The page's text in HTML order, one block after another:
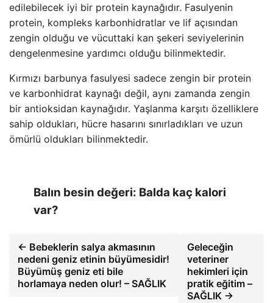
edilebilecek iyi bir protein kaynağıdır. Fasulyenin
protein, kompleks karbonhidratlar ve lif açısından
zengin olduğu ve vücuttaki kan şekeri seviyelerinin
dengelenmesine yardımcı olduğu bilinmektedir.
Kırmızı barbunya fasulyesi sadece zengin bir protein
ve karbonhidrat kaynağı değil, aynı zamanda zengin
bir antioksidan kaynağıdır. Yaşlanma karşıtı özelliklere
sahip oldukları, hücre hasarını sınırladıkları ve uzun
ömürlü oldukları bilinmektedir.
Balın besin değeri: Balda kaç kalori
var?
← Bebeklerin salya akmasının
nedeni geniz etinin büyümesidir!
Büyümüş geniz eti bile
horlamaya neden olur! – SAĞLIK
Geleceğin
veteriner
hekimleri için
pratik eğitim –
SAĞLIK →